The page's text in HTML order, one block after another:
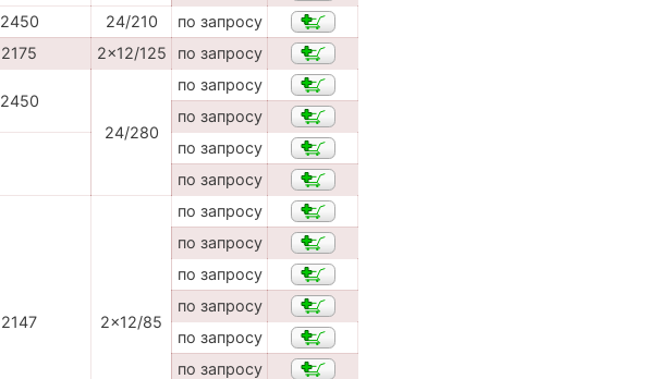
2450 24/210
по запросу
2175 2x12/125
по запросу
2450
24/280
по запросу
по запросу
по запросу
по запросу
2147 2x12/85
по запросу
по запросу
по запросу
по запросу
по запросу
по запросу